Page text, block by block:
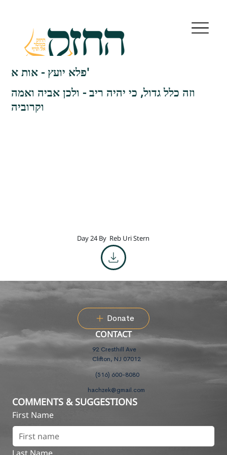
פלא יועץ - אות א'
וזה כלל גדול, כי יהיה ריב - ולכן אביה ואמה
וקרוביה
Day 24 By Reb Uri Stern
Donate
CONTACT
92 Cresthill Ave
Clifton, NJ 07012
(516) 600-8080
hachzek@gmail.com
COMMENTS & SUGGESTIONS
First Name